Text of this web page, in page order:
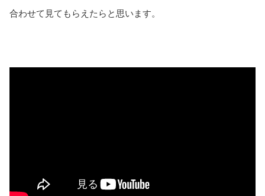
合わせて見てもらえたらと思います。